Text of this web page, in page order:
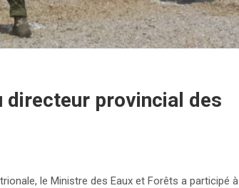
directeur provincial des
le Ministre des Eaux et Forêts a participé à